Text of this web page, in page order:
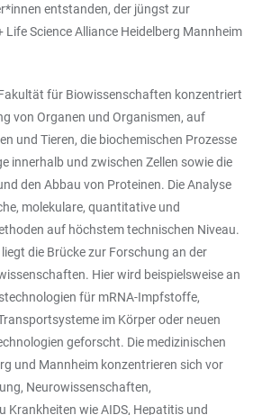
entstanden, der jüngst zur
Life Science Alliance Heidelberg Mannheim
für Biowissenschaften konzentriert
von Organen und Organismen, auf
und Tieren, die biochemischen Prozesse
innerhalb und zwischen Zellen sowie die
den Abbau von Proteinen. Die Analyse
molekulare, quantitative und
auf höchstem technischen Niveau.
die Brücke zur Forschung an der
Hier wird beispielsweise an
für mRNA-Impfstoffe,
im Körper oder neuen
geforscht. Die medizinischen
und Mannheim konzentrieren sich vor
Neurowissenschaften,
Krankheiten wie AIDS, Hepatitis und